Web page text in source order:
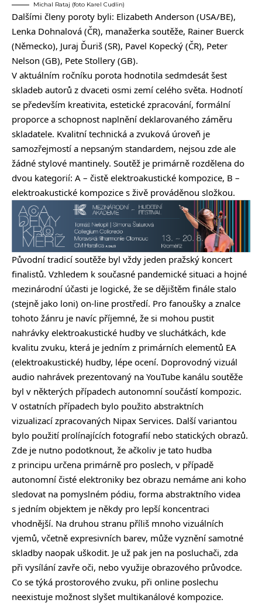
Michal Rataj (foto Karel Cudlin)
Dalšími členy poroty byli: Elizabeth Anderson (USA/BE),
Lenka Dohnalová (ČR), manažerka soutěže, Rainer Buerck
(Německo), Juraj Ďuriš (SR), Pavel Kopecký (ČR), Peter
Nelson (GB), Pete Stollery (GB).
V aktuálním ročníku porota hodnotila sedmdesát šest
skladeb autorů z dvaceti osmi zemí celého světa. Hodnotí
se především kreativita, estetické zpracování, formální
proporce a schopnost naplnění deklarovaného záměru
skladatele. Kvalitní technická a zvuková úroveň je
samozřejmostí a nepsaným standardem, nejsou zde ale
žádné stylové mantinely. Soutěž je primárně rozdělena do
dvou kategorií: A – čistě elektroakustické kompozice, B –
elektroakustické kompozice s živě prováděnou složkou.
Původní tradicí soutěže byl vždy jeden pražský koncert
finalistů. Vzhledem k současné pandemické situaci a hojné
mezinárodní účasti je logické, že se dějištěm finále stalo
(stejně jako loni) on-line prostředí. Pro fanoušky a znalce
tohoto žánru je navíc příjemné, že si mohou pustit
nahrávky elektroakustické hudby ve sluchátkách, kde
kvalitu zvuku, která je jedním z primárních elementů EA
(elektroakustické) hudby, lépe ocení. Doprovodný vizuál
audio nahrávek prezentovaný na YouTube kanálu soutěže
byl v některých případech autonomní součástí kompozic.
V ostatních případech bylo použito abstraktních
vizualizací zpracovaných Nipax Services. Další variantou
bylo použití prolínajících fotografií nebo statických obrazů.
Zde je nutno podotknout, že ačkoliv je tato hudba
z principu určena primárně pro poslech, v případě
autonomní čisté elektroniky bez obrazu nemáme ani koho
sledovat na pomyslném pódiu, forma abstraktního videa
s jedním objektem je někdy pro lepší koncentraci
vhodnější. Na druhou stranu příliš mnoho vizuálních
vjemů, včetně expresivních barev, může vyznění samotné
skladby naopak uškodit. Je už pak jen na posluchači, zda
při vysílání zavře oči, nebo využije obrazového průvodce.
Co se týká prostorového zvuku, při online poslechu
neexistuje možnost slyšet multikanálové kompozice.